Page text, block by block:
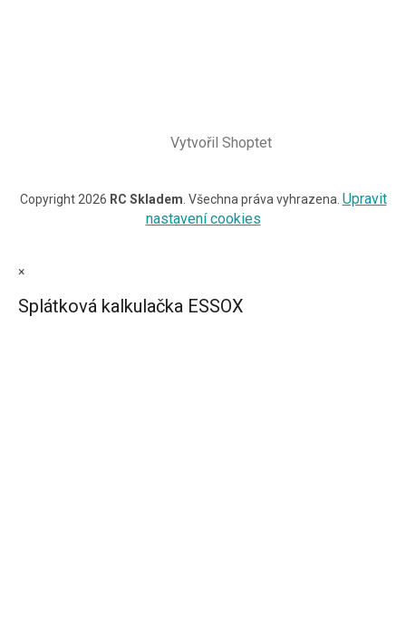
Vytvořil Shoptet
Copyright 2026 RC Skladem. Všechna práva vyhrazena. Upravit
nastavení cookies
×
Splátková kalkulačka ESSOX